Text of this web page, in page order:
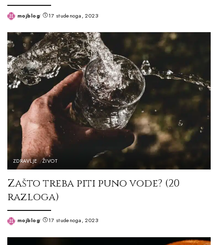
Postedmojblog 17 studenoga, 2023
ZDRAVLJE ŽIVOT
Zašto treba piti puno vode? (20
razloga)
Postedmojblog 17 studenoga, 2023